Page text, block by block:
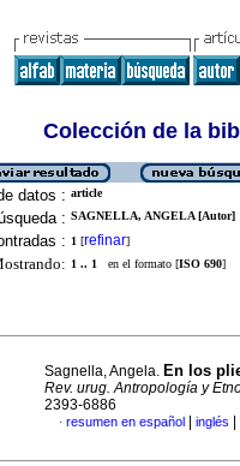
Colección de la
datos : article
: SAGNELLA, ANGELA [Autor]
: 1 [refinar]
1 .. 1 en el formato [ISO 690]
Sagnella, Angela. En los
Rev. urug. Antropología y
2393-6886
· resumen en español inglés